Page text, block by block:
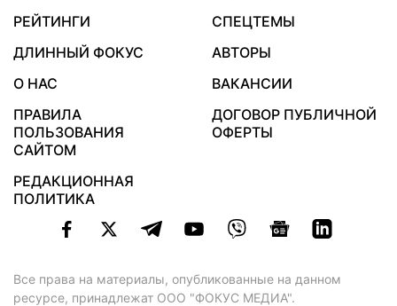
РЕЙТИНГИ
СПЕЦТЕМЫ
ДЛИННЫЙ ФОКУС
АВТОРЫ
О НАС
ВАКАНСИИ
ПРАВИЛА
ПОЛЬЗОВАНИЯ
САЙТОМ
ДОГОВОР ПУБЛИЧНОЙ
ОФЕРТЫ
РЕДАКЦИОННАЯ
ПОЛИТИКА
Все права на материалы, опубликованные на данном
ресурсе, принадлежат ООО "ФОКУС МЕДИА".